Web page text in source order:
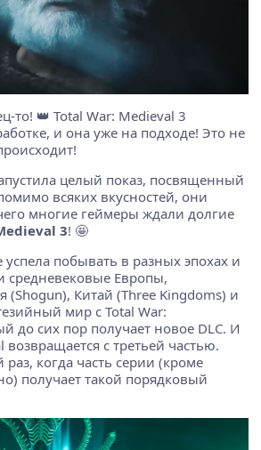
то! 👑 Total War: Medieval 3
и она уже на подходе! Это не
целый показ, посвященный
всяких вкусностей, они
многие геймеры ждали долгие
3! 🤩
успела побывать в разных эпохах и
средневековые Европы,
(Shogun), Китай (Three Kingdoms) и
мир с Total War:
до сих пор получает новое DLC. И
возвращается с третьей частью.
раз, когда часть серии (кроме
получает такой порядковый